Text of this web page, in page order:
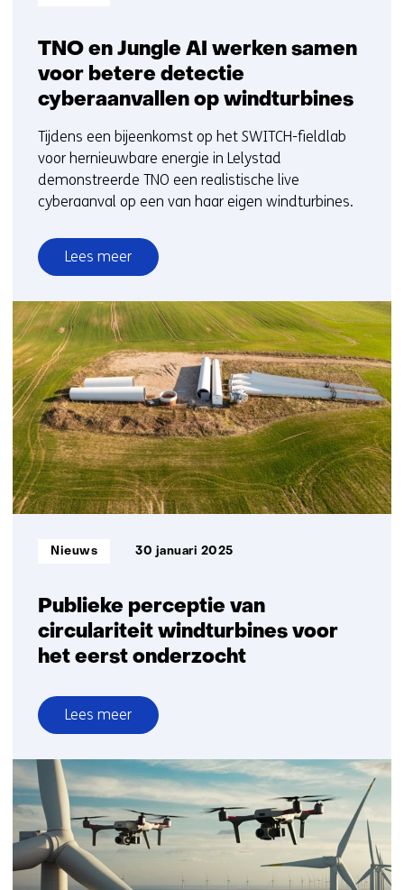
TNO en Jungle AI werken samen
voor betere detectie
cyberaanvallen op windturbines
Tijdens een bijeenkomst op het SWITCH-fieldlab
voor hernieuwbare energie in Lelystad
demonstreerde TNO een realistische live
cyberaanval op een van haar eigen windturbines.
Lees meer
over
TNO
en
Jungle
AI
werken
samen
voor
betere
detectie
cyberaanvallen
op
Publieke perceptie van
circulariteit windturbines voor
het eerst onderzocht
Informatietype:
Nieuws 30 januari 2025
Lees meer
over
Publieke
perceptie
van
circulariteit
windturbines
voor